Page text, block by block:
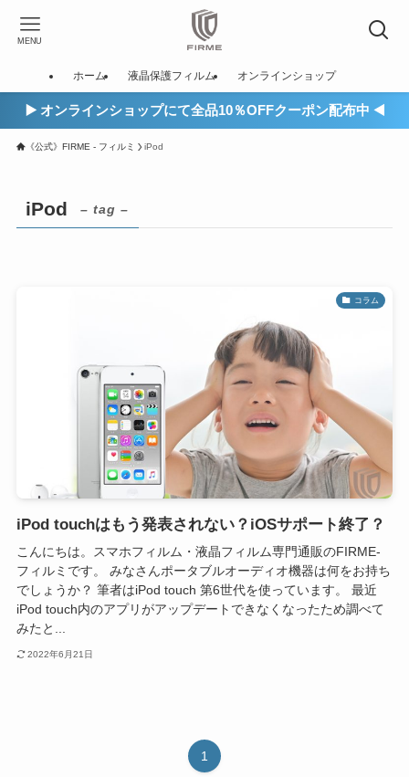
MENU
ホーム 液晶保護フィルム オンラインショップ
▶️ オンラインショップにて全品10％OFFクーポン配布中 ◀️
《公式》FIRME - フィルミ iPod
iPod – tag –
コラム
iPod touchはもう発表されない？iOSサポート終了？
こんにちは。スマホフィルム・液晶フィルム専門通販のFIRME-
フィルミです。 みなさんポータブルオーディオ機器は何をお持ち
でしょうか？ 筆者はiPod touch 第6世代を使っています。 最近
iPod touch内のアプリがアップデートできなくなったため調べて
みたと...
2022年6月21日
1